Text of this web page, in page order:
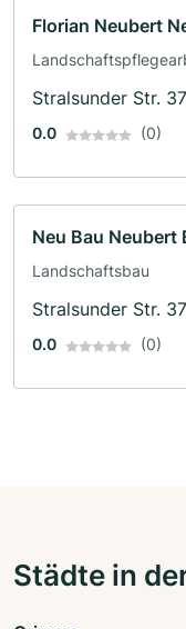
Florian Neubert
Stralsunder Str.
0.0 (0)
Neu Bau Neubert
Landschaftsbau
Stralsunder Str.
0.0 (0)
Städte in